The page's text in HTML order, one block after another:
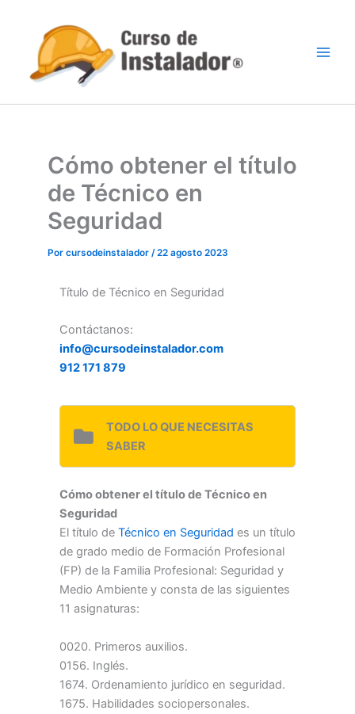
contenido
Cómo obtener el título
de Técnico en
Seguridad
Por cursodeinstalador /22 agosto 2023
Título de Técnico en Seguridad
Contáctanos:
info@cursodeinstalador.com
912 171 879
TODO LO QUE NECESITAS
SABER
Cómo obtener el título de Técnico en
Seguridad
El título de Técnico en Seguridad es un título
de grado medio de Formación Profesional
(FP) de la Familia Profesional: Seguridad y
Medio Ambiente y consta de las siguientes
11 asignaturas:
0020. Primeros auxilios.
0156. Inglés.
1674. Ordenamiento jurídico en seguridad.
1675. Habilidades sociopersonales.